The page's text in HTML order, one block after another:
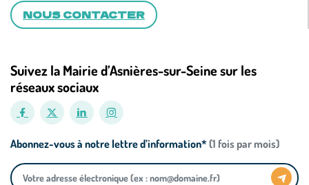
NOUS CONTACTER
Suivez la Mairie d’Asnières-sur-Seine sur les
réseaux sociaux
Abonnez-vous à notre lettre d’information* (1 fois par mois)